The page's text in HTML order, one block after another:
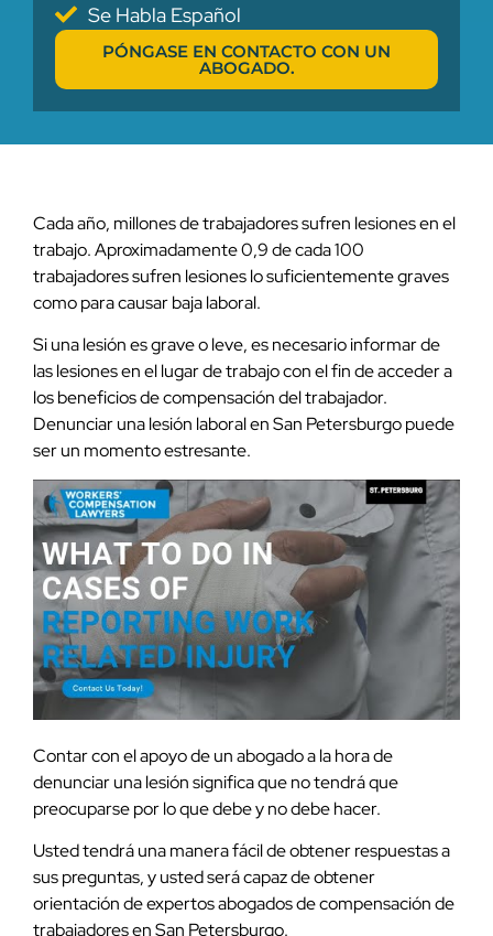
Se Habla Español
PÓNGASE EN CONTACTO CON UN
ABOGADO.
Cada año, millones de trabajadores sufren lesiones en el
trabajo. Aproximadamente 0,9 de cada 100
trabajadores sufren lesiones lo suficientemente graves
como para causar baja laboral.
Si una lesión es grave o leve, es necesario informar de
las lesiones en el lugar de trabajo con el fin de acceder a
los beneficios de compensación del trabajador.
Denunciar una lesión laboral en San Petersburgo puede
ser un momento estresante.
Contar con el apoyo de un abogado a la hora de
denunciar una lesión significa que no tendrá que
preocuparse por lo que debe y no debe hacer.
Usted tendrá una manera fácil de obtener respuestas a
sus preguntas, y usted será capaz de obtener
orientación de expertos abogados de compensación de
trabajadores en San Petersburgo.